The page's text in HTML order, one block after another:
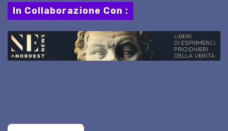
In Collaborazione Con :